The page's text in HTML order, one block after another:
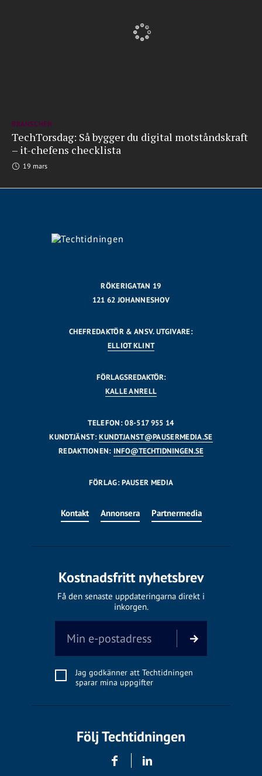
BRANSCHEN
TechTorsdag: Så bygger du digital motståndskraft
– it-chefens checklista
19 mars
RÖKERIGATAN 19
121 62 JOHANNESHOV
CHEFREDAKTÖR & ANSV. UTGIVARE:
ELLIOT KLINT
FÖRLAGSREDAKTÖR:
KALLE ANRELL
TELEFON: 08-517 955 14
KUNDTJÄNST:KUNDTJANST@PAUSERMEDIA.SE
REDAKTIONEN: INFO@TECHTIDNINGEN.SE
FÖRLAG: PAUSER MEDIA
Kontakt Annonsera Partnermedia
Kostnadsfritt nyhetsbrev
Få den senaste uppdateringarna direkt i
inkorgen.
Jag godkänner att Techtidningen
sparar mina uppgifter
Följ Techtidningen